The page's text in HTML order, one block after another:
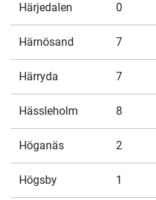
Härjedalen 0
Härnösand 7
Härryda 7
Hässleholm 8
Höganäs 2
Högsby 1